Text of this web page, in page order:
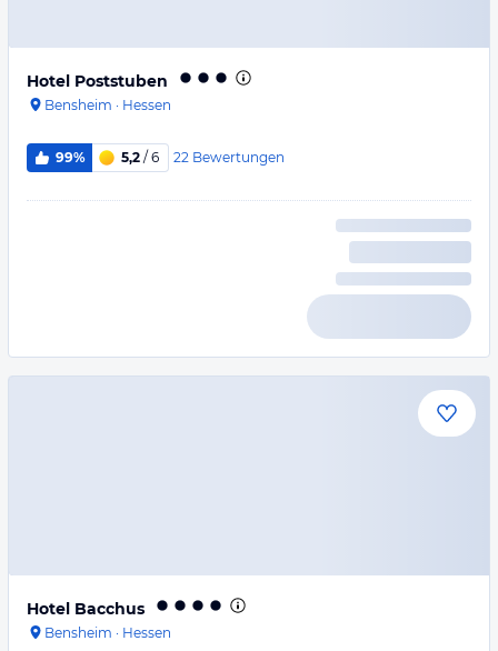
Hotel Poststuben
Bensheim · Hessen
99% 5,2 / 6 22 Bewertungen
Hotel Bacchus
Bensheim · Hessen